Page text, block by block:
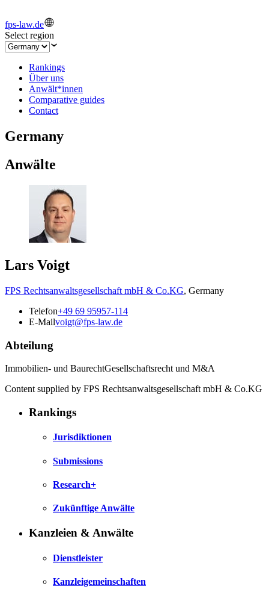
fps-law.de
Select region
Rankings
Über uns
Anwält*innen
Comparative guides
Contact
Germany
Anwälte
Lars Voigt
FPS Rechtsanwaltsgesellschaft mbH & Co.KG, Germany
Telefon+49 69 95957-114
E-Mailvoigt@fps-law.de
Abteilung
Immobilien- und BaurechtGesellschaftsrecht und M&A
Content supplied by FPS Rechtsanwaltsgesellschaft mbH & Co.KG
Rankings
Jurisdiktionen
Submissions
Research+
Zukünftige Anwälte
Kanzleien & Anwälte
Dienstleister
Kanzleigemeinschaften